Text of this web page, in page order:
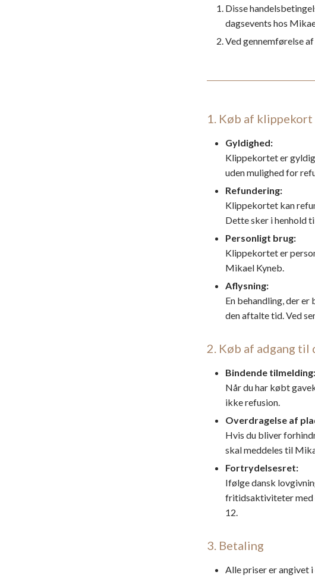
Disse
dagsevents hos
Ved gennemførelse
1. Køb af klippekort
Gyldighed:
Klippekortet er
uden mulighed for
Refundering:
Klippekortet kan
Dette sker i henhold
Personligt brug:
Klippekortet er
Mikael Kyneb.
Aflysning:
En behandling, der
den aftalte tid. Ved
2. Køb af adgang til
Bindende tilmelding:
​Når du har købt
ikke refusion.
Overdragelse af
​Hvis du bliver
skal meddeles til
Fortrydelsesret:
​Ifølge dansk
fritidsaktiviteter med
12.
3. Betaling
Alle priser er angivet